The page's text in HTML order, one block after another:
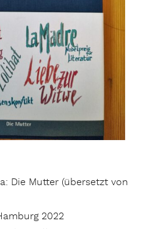
Die Mutter (übersetzt von
2022